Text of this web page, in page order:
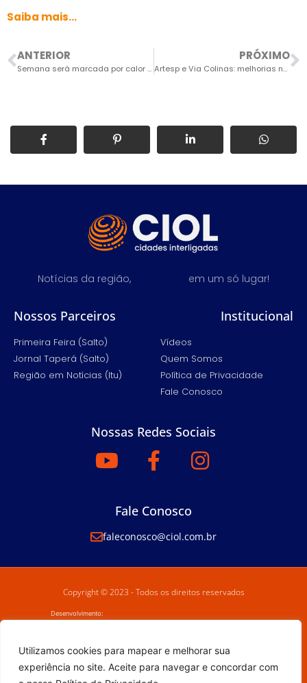
Utilizamos cookies para mapear e melhorar sua
experiência no site. Aceite para navegar e concordar com
Saiba mais…
ANTERIOR
Semana será marcada por calor intenso e pancadas de chuva em Salto
PRÓXIMO
Artesp e Via Colinas: melhorias na SP-75 dependem de aditivos ao contrato
Notícias da região, em um só lugar!
Nossos Parceiros
Primeira Feira (Salto)
Jornal Taperá (Salto)
Região em Notícias (Itu)
Institucional
Vídeos
Quem Somos
Política de Privacidade
Fale Conosco
Nossas Redes Sociais
Fale Conosco
faleconosco@ciol.com.br
Copyright © 2023 - Todos os direitos reservados
Desenvolvimento: